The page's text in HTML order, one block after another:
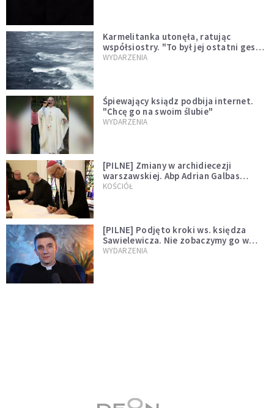
Karmelitanka utonęła, ratując
współsiostry. "To był jej ostatni gest
miłości"
WYDARZENIA
Śpiewający ksiądz podbija internet.
"Chcę go na swoim ślubie"
WYDARZENIA
[PILNE] Zmiany w archidiecezji
warszawskiej. Abp Adrian Galbas
wręczył dekrety nowym proboszczom
KOŚCIÓŁ
[PILNE] Podjęto kroki ws. księdza
Sawielewicza. Nie zobaczymy go w
mediach
WYDARZENIA